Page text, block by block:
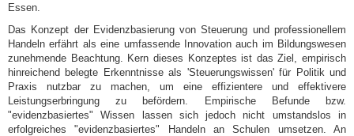
Essen.
Das Konzept der Evidenzbasierung von Steuerung und professionellem
Handeln erfährt als eine umfassende Innovation auch im Bildungswesen
zunehmende Beachtung. Kern dieses Konzeptes ist das Ziel, empirisch
hinreichend belegte Erkenntnisse als 'Steuerungswissen' für Politik und
Praxis nutzbar zu machen, um eine effizientere und effektivere
Leistungserbringung zu befördern. Empirische Befunde bzw.
"evidenzbasiertes" Wissen lassen sich jedoch nicht umstandslos in
erfolgreiches "evidenzbasiertes" Handeln an Schulen umsetzen. An